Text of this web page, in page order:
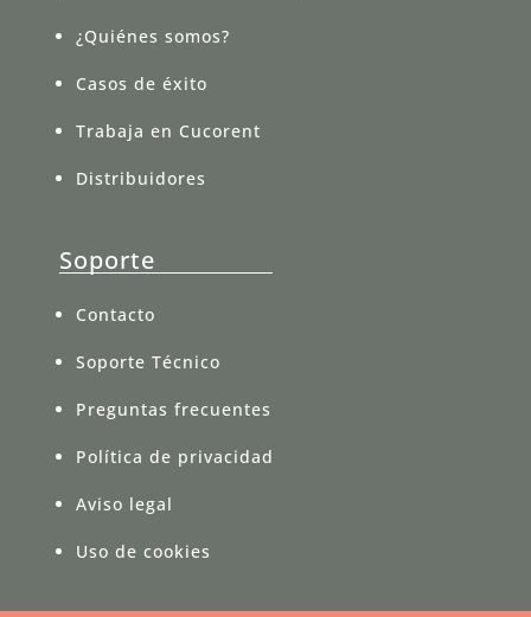
¿Quiénes somos?
Casos de éxito
Trabaja en Cucorent
Distribuidores
Soporte
Contacto
Soporte Técnico
Preguntas frecuentes
Política de privacidad
Aviso legal
Uso de cookies